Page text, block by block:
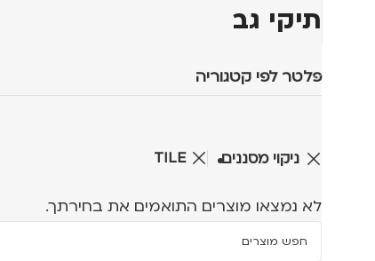
תיקי גב
פלטר לפי קטגוריה
ניקוי מסננים TILE
לא נמצאו מוצרים התואמים את בחירתך.